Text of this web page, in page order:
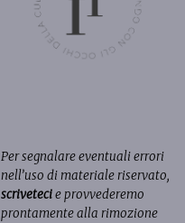
Per segnalare eventuali errori
nell’uso di materiale riservato,
scrivetecie provvederemo
prontamente alla rimozione